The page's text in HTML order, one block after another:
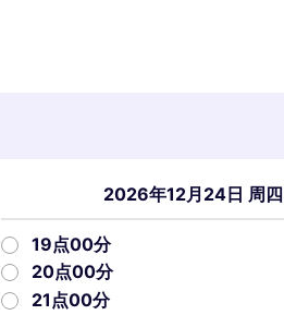
2026年12月24日 周四
19点00分
20点00分
21点00分